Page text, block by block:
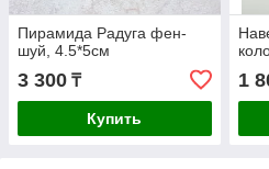
Пирамида Радуга фен-
шуй, 4.5*5см
3 300 ₸
Купить
1